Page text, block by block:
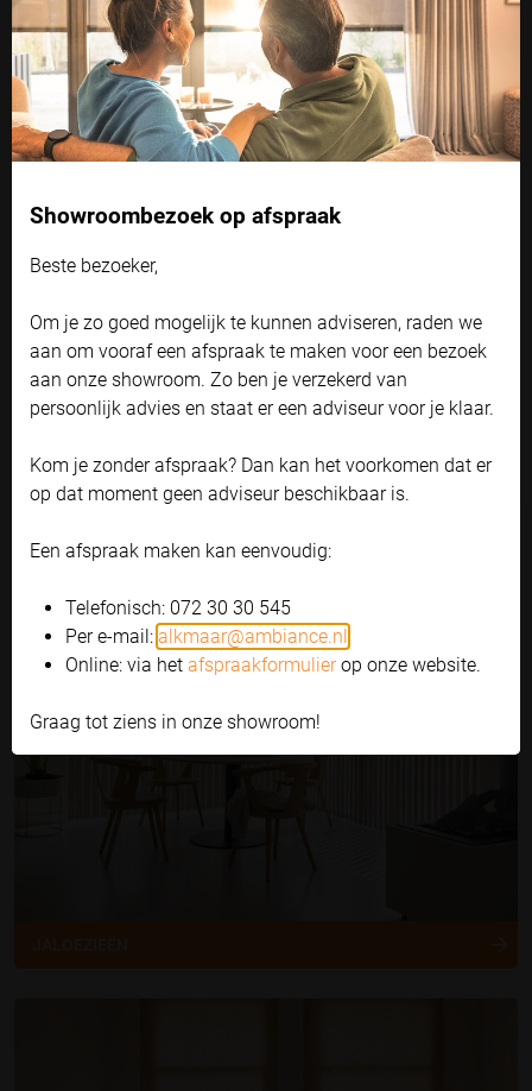
Naast functionele cookies voor het correct functioneren van de
marketing cookies. Marketing cookies worden gebruikt om
het gebruik ervan? Klik dan op 'Accepteren en doorgaan'. Met de link
'Zelf instellen' kunt u uw voorkeuren wijzigen.
Bekijk onze privacyverklaring
Zelf instellen
en stijl.
DUPLIGORDIJNEN
Showroombezoek op afspraak
Beste bezoeker,
Om je zo goed mogelijk te kunnen adviseren, raden we
aan om vooraf een afspraak te maken voor een bezoek
aan onze showroom. Zo ben je verzekerd van
persoonlijk advies en staat er een adviseur voor je klaar.
Kom je zonder afspraak? Dan kan het voorkomen dat er
op dat moment geen adviseur beschikbaar is.
Een afspraak maken kan eenvoudig:
Telefonisch: 072 30 30 545
Per e-mail: alkmaar@ambiance.nl
Online: via het afspraakformulierop onze website.
Graag tot ziens in onze showroom!